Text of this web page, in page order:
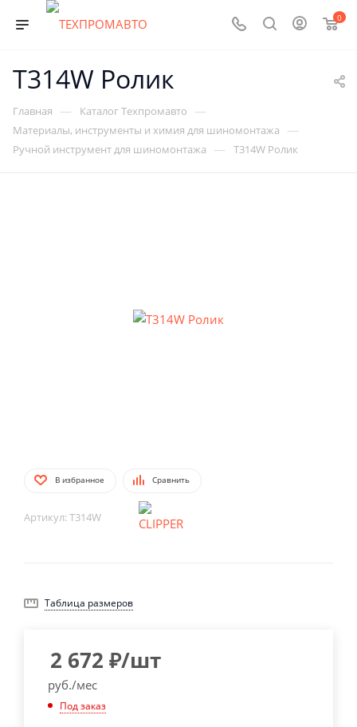
0
T314W Ролик
Главная — Каталог Техпромавто —
Материалы, инструменты и химия для шиномонтажа —
Ручной инструмент для шиномонтажа — T314W Ролик
В избранное Сравнить
Артикул:T314W
Таблица размеров
2 672 ₽/шт
руб./мес
Под заказ